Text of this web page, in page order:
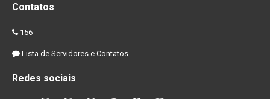
Contatos
156
Lista de Servidores e Contatos
Redes sociais